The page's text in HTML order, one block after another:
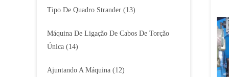
Tipo De Quadro Strander (13)
Máquina De Ligação De Cabos De Torção
Única (14)
Ajuntando A Máquina (12)